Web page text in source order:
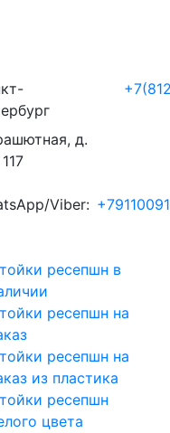
д.
Viber:
ресепшн в
ресепшн на
ресепшн на
из пластика
ресепшн
цвета